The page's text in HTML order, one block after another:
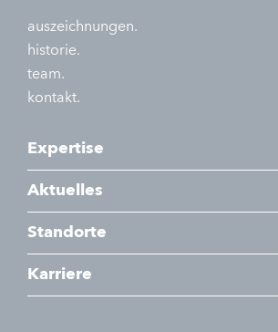
auszeichnungen.
historie.
team.
kontakt.
Expertise
Aktuelles
Standorte
Karriere